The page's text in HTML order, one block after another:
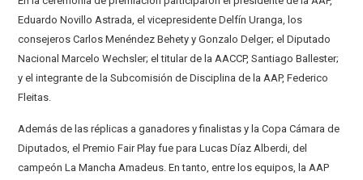
Eduardo Novillo Astrada, el vicepresidente Delfín Uranga, los
consejeros Carlos Menéndez Behety y Gonzalo Delger; el Diputado
Nacional Marcelo Wechsler; el titular de la AACCP, Santiago Ballester;
y el integrante de la Subcomisión de Disciplina de la AAP, Federico
Fleitas.
Además de las réplicas a ganadores y finalistas y la Copa Cámara de
Diputados, el Premio Fair Play fue para Lucas Díaz Alberdi, del
campeón La Mancha Amadeus. En tanto, entre los equipos, la AAP